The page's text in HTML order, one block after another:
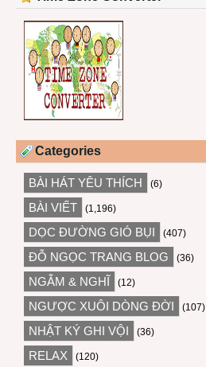
Categories
BÀI HÁT YÊU THÍCH (6)
BÀI VIẾT (1,196)
DỌC ĐƯỜNG GIÓ BỤI (407)
ĐỖ NGỌC TRANG BLOG (36)
NGẪM & NGHĨ (12)
NGƯỢC XUÔI DÒNG ĐỜI (107)
NHẬT KÝ GHI VỘI (36)
RELAX (120)